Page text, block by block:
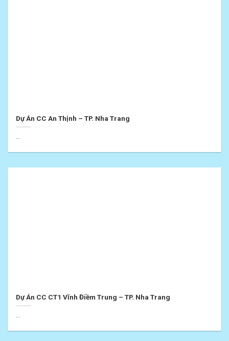
Dự Án CC An Thịnh – TP. Nha Trang
Dự Án CC CT1 Vĩnh Điềm Trung – TP. Nha Trang